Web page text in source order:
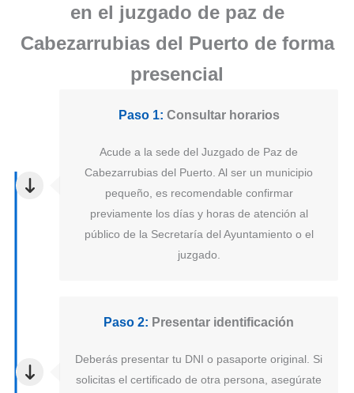
en el juzgado de paz de
Cabezarrubias del Puerto de forma
presencial
Paso 1: Consultar horarios
Acude a la sede del Juzgado de Paz de
Cabezarrubias del Puerto. Al ser un municipio
pequeño, es recomendable confirmar
previamente los días y horas de atención al
público de la Secretaría del Ayuntamiento o el
juzgado.
Paso 2: Presentar identificación
Deberás presentar tu DNI o pasaporte original. Si
solicitas el certificado de otra persona, asegúrate